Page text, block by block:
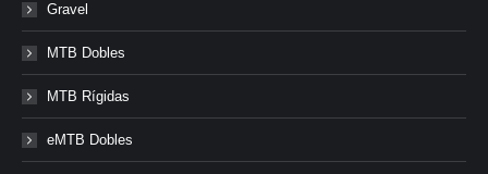
Gravel
MTB Dobles
MTB Rígidas
eMTB Dobles